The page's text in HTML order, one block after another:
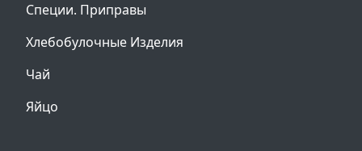
Специи. Приправы
Хлебобулочные Изделия
Чай
Яйцо